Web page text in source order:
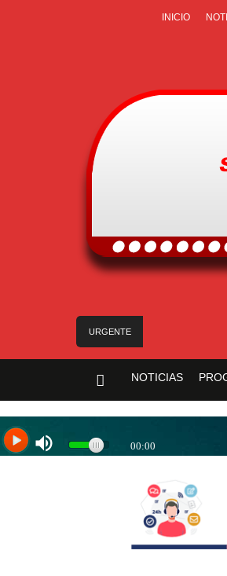
INICIO
URGENTE
«Jujuy sin
NOTICIAS